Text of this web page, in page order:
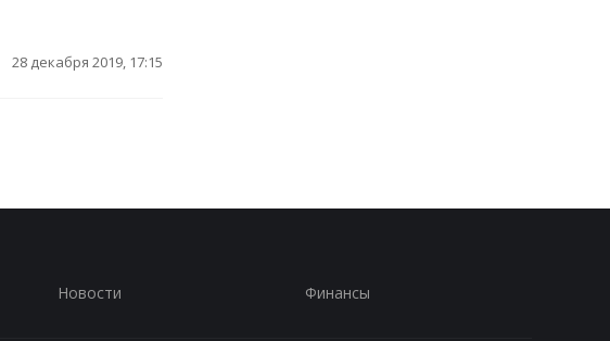
28 декабря 2019, 17:15
Новости Финансы